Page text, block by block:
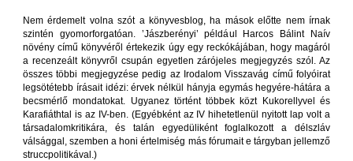
Nem érdemelt volna szót a könyvesblog, ha mások előtte nem írnak
szintén gyomorforgatóan. ’Jászberényi’ például Harcos Bálint Naív
növény című könyvéről értekezik úgy egy reckókájában, hogy magáról
a recenzeált könyvről csupán egyetlen zárójeles megjegyzés szól. Az
összes többi megjegyzése pedig az Irodalom Visszavág című folyóirat
legsötétebb írásait idézi: érvek nélkül hányja egymás hegyére-hátára a
becsmérlő mondatokat. Ugyanez történt többek közt Kukorellyvel és
Karafiáthtal is az IV-ben. (Egyébként az IV hihetetlenül nyitott lap volt a
társadalomkritikára, és talán egyedüliként foglalkozott a délszláv
válsággal, szemben a honi értelmiség más fórumait e tárgyban jellemző
struccpolitikával.)